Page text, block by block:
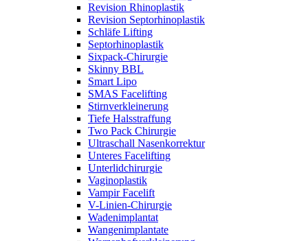
Revision Rhinoplastik
Revision Septorhinoplastik
Schläfe Lifting
Septorhinoplastik
Sixpack-Chirurgie
Skinny BBL
Smart Lipo
SMAS Facelifting
Stirnverkleinerung
Tiefe Halsstraffung
Two Pack Chirurgie
Ultraschall Nasenkorrektur
Unteres Facelifting
Unterlidchirurgie
Vaginoplastik
Vampir Facelift
V-Linien-Chirurgie
Wadenimplantat
Wangenimplantate